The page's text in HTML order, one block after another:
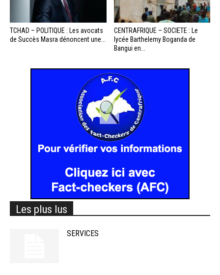
TCHAD – POLITIQUE : Les avocats
de Succès Masra dénoncent une...
CENTRAFRIQUE – SOCIETE : Le
lycée Barthelemy Boganda de
Bangui en...
Les plus lus
SERVICES